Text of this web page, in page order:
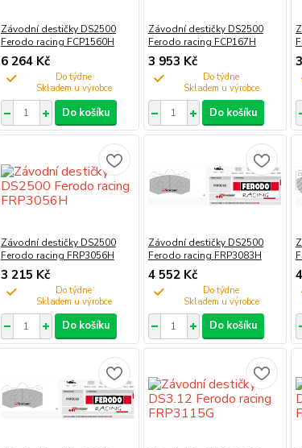
Závodní destičky DS2500
Ferodo racing FCP1560H
6 264 Kč
Do týdne
Do košíku
Závodní destičky DS2500
Ferodo racing FCP167H
3 953 Kč
Do týdne
Do košíku
Závodní destičky DS2500
Ferodo racing FRP3056H
3 215 Kč
Do týdne
Do košíku
Závodní destičky DS2500
Ferodo racing FRP3083H
4 552 Kč
Do týdne
Do košíku